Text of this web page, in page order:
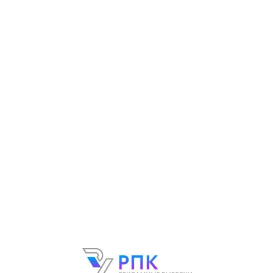
.900 рублейза световую вывеску из